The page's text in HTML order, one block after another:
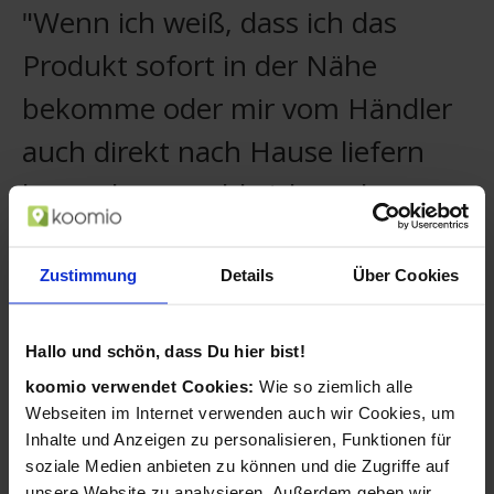
Zustimmung Details Über Cookies
Hallo und schön, dass Du hier bist!
koomio verwendet Cookies: Wie so ziemlich alle
Webseiten im Internet verwenden auch wir Cookies, um
Inhalte und Anzeigen zu personalisieren, Funktionen für
soziale Medien anbieten zu können und die Zugriffe auf
"Wenn ich weiß, dass ich das
Produkt sofort in der Nähe
bekomme oder mir vom Händler
auch direkt nach Hause liefern
lassen kann, zahle ich auch etwas
mehr."
Christian, koomio-Nutzer
sehen stets Ihre neuesten Aktivitäten.
Kunden folgen Artikeln mit einem
Wunschpreis und Sie können darauf
reagieren.